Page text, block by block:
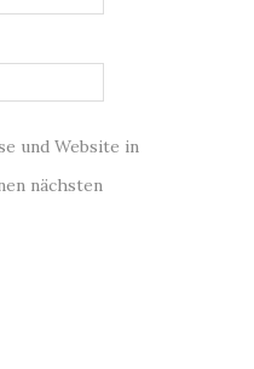
und Website in
nächsten